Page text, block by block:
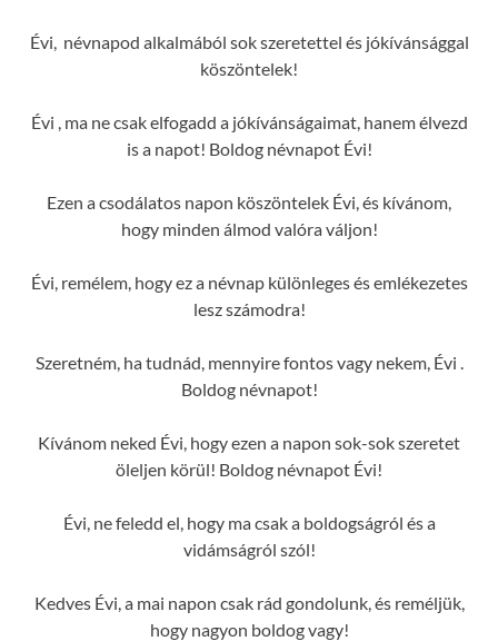
Évi, névnapod alkalmából sok szeretettel és jókívánsággal
köszöntelek!
Évi , ma ne csak elfogadd a jókívánságaimat, hanem élvezd
is a napot! Boldog névnapot Évi!
Ezen a csodálatos napon köszöntelek Évi, és kívánom,
hogy minden álmod valóra váljon!
Évi, remélem, hogy ez a névnap különleges és emlékezetes
lesz számodra!
Szeretném, ha tudnád, mennyire fontos vagy nekem, Évi .
Boldog névnapot!
Kívánom neked Évi, hogy ezen a napon sok-sok szeretet
öleljen körül! Boldog névnapot Évi!
Évi, ne feledd el, hogy ma csak a boldogságról és a
vidámságról szól!
Kedves Évi, a mai napon csak rád gondolunk, és reméljük,
hogy nagyon boldog vagy!